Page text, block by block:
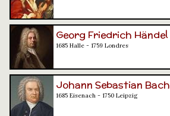
Georg Friedrich Händel
1685 Halle - 1759 Londres
Johann Sebastian Bach
1685 Eisenach - 1750 Leipzig